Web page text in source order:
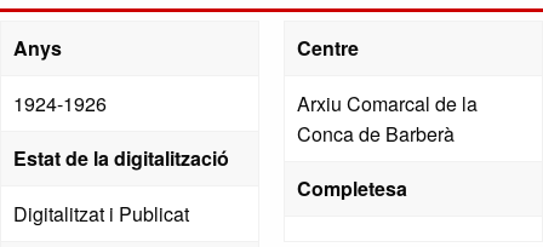
Anys
1924-1926
Estat de la digitalització
Digitalitzat i Publicat
Centre
Arxiu Comarcal de la
Conca de Barberà
Completesa